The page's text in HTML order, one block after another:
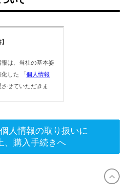
人情報の取り扱いに
、購入手続きへ